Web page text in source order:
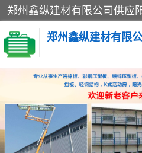
郑州鑫纵建材有限
高空瓦机租赁
CZ型钢